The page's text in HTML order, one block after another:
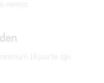
vereist.
18 jaar te zijn.